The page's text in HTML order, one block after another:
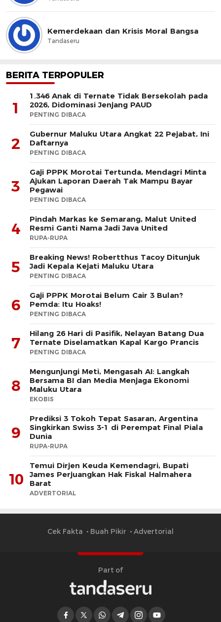
Kemerdekaan dan Krisis Moral Bangsa
Tandaseru
BERITA TERPOPULER
1
1.346 Anak di Ternate Tidak Bersekolah pada
2026, Didominasi Jenjang PAUD
PENTING DIBACA
2
Gubernur Maluku Utara Angkat 22 Pejabat, Ini
Daftarnya
PENTING DIBACA
3
Gaji PPPK Morotai Tertunda, Mendagri Minta
Ajukan Laporan Daerah Tak Mampu Bayar
Pegawai
PENTING DIBACA
4
Pindah Markas ke Semarang, Malut United
Resmi Ganti Nama Jadi Java United
RUPA-RUPA
5
Breaking News! Robertthus Tacoy Ditunjuk
Jadi Kepala Kejati Maluku Utara
PENTING DIBACA
6
Gaji PPPK Morotai Belum Cair 3 Bulan?
Pemda: Itu Hoaks!
PENTING DIBACA
7
Hilang 26 Hari di Pasifik, Nelayan Batang Dua
Ternate Diselamatkan Kapal Kargo Prancis
PENTING DIBACA
8
Mengunjungi Meti, Mengasah AI: Langkah
Bersama BI dan Media Menjaga Ekonomi
Maluku Utara
EKOBIS
9
Prediksi 3 Tokoh Tepat Sasaran, Argentina
Singkirkan Swiss 3-1 di Perempat Final Piala
Dunia
RUPA-RUPA
10
​Temui Dirjen Keuda Kemendagri, Bupati
James Perjuangkan Hak Fiskal Halmahera
Barat
ADVERTORIAL
Cek Fakta Buah Pikir Advertorial
Part of